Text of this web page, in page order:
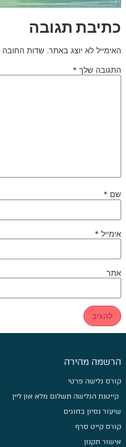
כתיבת תגובה
האימייל לא יוצג באתר. שדות החובה
התגובה שלך *
שם *
אימייל *
אתר
הרשמה מהירה
קורס גלישה פרטי
קייטנת הגלישה תשלום מלא און ליין
שיעור נסיון בחוגים
קורס קייט סרף
אישור תקנון